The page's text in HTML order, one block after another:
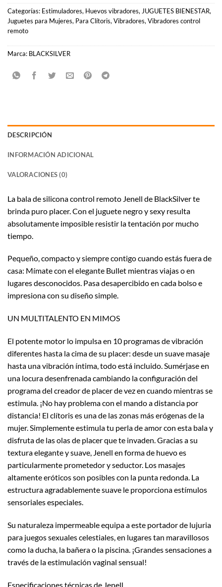
Categorías: Estimuladores, Huevos vibradores, JUGUETES BIENESTAR,
Juguetes para Mujeres, Para Clítoris, Vibradores, Vibradores control
remoto
Marca: BLACKSILVER
DESCRIPCIÓN
INFORMACIÓN ADICIONAL
VALORACIONES (0)
La bala de silicona control remoto Jenell de BlackSilver te
brinda puro placer. Con el juguete negro y sexy resulta
absolutamente imposible resistir la tentación por mucho
tiempo.
Pequeño, compacto y siempre contigo cuando estás fuera de
casa: Mímate con el elegante Bullet mientras viajas o en
lugares desconocidos. Pasa desapercibido en cada bolso e
impresiona con su diseño simple.
UN MULTITALENTO EN MIMOS
El potente motor lo impulsa en 10 programas de vibración
diferentes hasta la cima de su placer: desde un suave masaje
hasta una vibración íntima, todo está incluido. Sumérjase en
una locura desenfrenada cambiando la configuración del
programa del creador de placer de vez en cuando mientras se
estimula. ¡No hay problema con el mando a distancia por
distancia! El clítoris es una de las zonas más erógenas de la
mujer. Simplemente estimula tu perla de amor con esta bala y
disfruta de las olas de placer que te invaden. Gracias a su
textura elegante y suave, Jenell en forma de huevo es
particularmente prometedor y seductor. Los masajes
altamente eróticos son posibles con la punta redonda. La
estructura agradablemente suave le proporciona estímulos
sensoriales especiales.
Su naturaleza impermeable equipa a este portador de lujuria
para juegos sexuales celestiales, en lugares tan maravillosos
como la ducha, la bañera o la piscina. ¡Grandes sensaciones a
través de la estimulación vaginal sensual!
Especificaciones técnicas de Jenell